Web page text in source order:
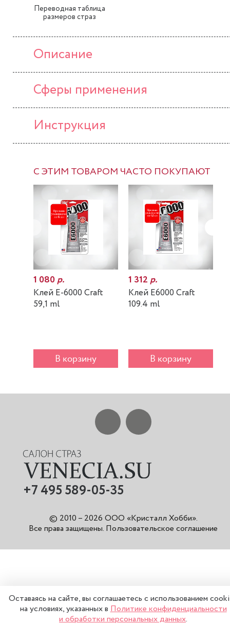
Переводная таблица
размеров страз
Описание
Сферы применения
Инструкция
С ЭТИМ ТОВАРОМ ЧАСТО ПОКУПАЮТ
1 080р.
Клей E-6000 Craft
59,1 ml
В корзину
1 312р.
Клей E6000 Craft
109.4 ml
В корзину
+7 495 589-05-35
© 2010 – 2026 ООО «Кристалл Хобби».
Все права защищены. Пользовательское соглашение
Оставаясь на сайте, вы соглашаетесь с использованием
на условиях, указанных вПолитике конфиденциальности
и обработки персональных данных.